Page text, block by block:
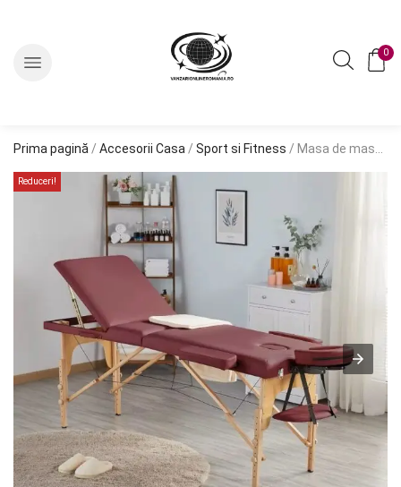
0
Prima pagină / Accesorii Casa / Sport si Fitness / Masa de masaj pliabila, 3 zone, cadru lemn, spuma 5cm, inaltime 55-76cm, piele ecologica, dimensiuni 60x213cm, culoare Burgundy
Reduceri!